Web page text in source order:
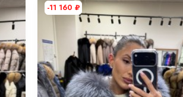
-11 160₽